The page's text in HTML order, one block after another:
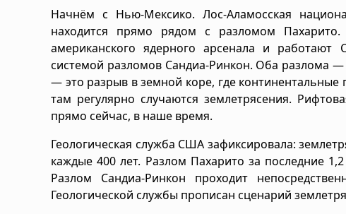
Начнём с Нью-Мексико. Лос-Аламосская
находится прямо рядом с разломом Пахарито.
американского ядерного арсенала и
системой разломов Сандиа-Ринкон. Оба разлома
— это разрыв в земной коре, где континентальные
там регулярно случаются землетрясения.
прямо сейчас, в наше время.
Геологическая служба США зафиксировала:
каждые 400 лет. Разлом Пахарито за последние
Разлом Сандиа-Ринкон проходит
Геологической службы прописан сценарий